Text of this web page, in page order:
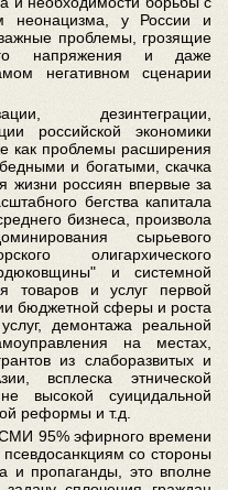
неонацизма, у России и
проблемы, грозящие
напряжения и даже
негативном сценарии
дезинтеграции,
российской экономики
как проблемы расширения
и богатыми, скачка
жизни россиян впервые за
бегства капитала
бизнеса, произвола
сырьевого
олигархического
и системной
товаров и услуг первой
бюджетной сферы и роста
демонтажа реальной
на местах,
из слаборазвитых и
всплеска этнической
высокой суицидальной
реформы и т.д.
95% эфирного времени
со стороны
пропаганды, это вполне